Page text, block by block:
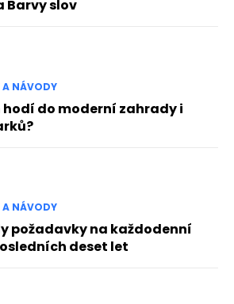
Barvy slov
A NÁVODY
hodí do moderní zahrady i
A NÁVODY
požadavky na každodenní
deset let